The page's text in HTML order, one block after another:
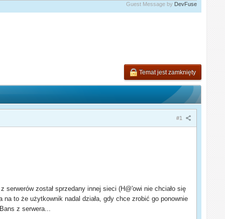
Guest Message by DevFuse
Temat jest zamknięty
#1
został sprzedany innej sieci (H@'owi nie chciało się
na to że użytkownik nadal działa, gdy chce zrobić go ponownie
z serwera...